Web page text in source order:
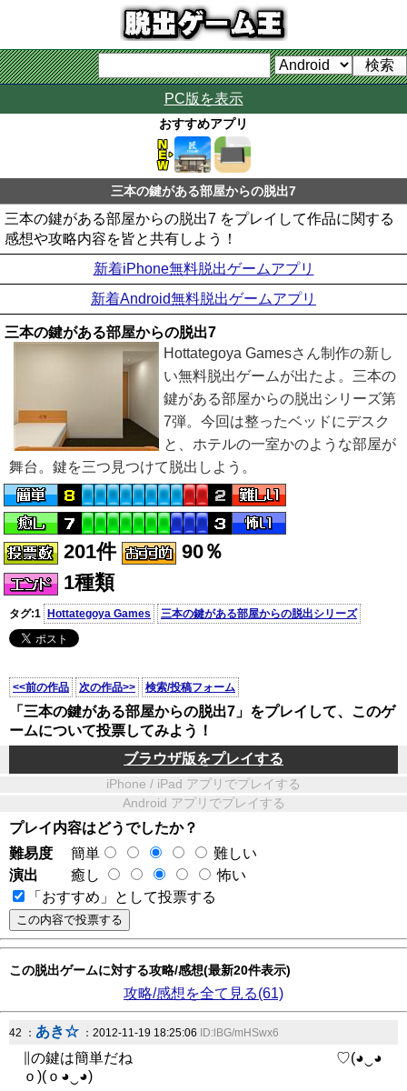
PC版を表示
おすすめアプリ
三本の鍵がある部屋からの脱出7
三本の鍵がある部屋からの脱出7 をプレイして作品に関する
感想や攻略内容を皆と共有しよう！
新着iPhone無料脱出ゲームアプリ
新着Android無料脱出ゲームアプリ
三本の鍵がある部屋からの脱出7
Hottategoya Gamesさん制作の新し
い無料脱出ゲームが出たよ。三本の
鍵がある部屋からの脱出シリーズ第
7弾。今回は整ったベッドにデスク
と、ホテルの一室かのような部屋が
舞台。鍵を三つ見つけて脱出しよう。
201件
90％
1種類
タグ:1 Hottategoya Games 三本の鍵がある部屋からの脱出シリーズ
<<前の作品 次の作品>> 検索/投稿フォーム
「三本の鍵がある部屋からの脱出7」をプレイして、このゲ
ームについて投票してみよう！
ブラウザ版をプレイする
iPhone / iPad アプリでプレイする
Android アプリでプレイする
プレイ内容はどうでしたか？
難易度
簡単
難しい
演出
癒し
怖い
「おすすめ」として投票する
この脱出ゲームに対する攻略/感想(最新20件表示)
攻略/感想を全て見る(61)
42 ： あき☆ ：2012-11-19 18:25:06 ID:lBG/mHSwx6
∥の鍵は簡単だね ♡(◕‿◕
ｏ)(ｏ◕‿◕)